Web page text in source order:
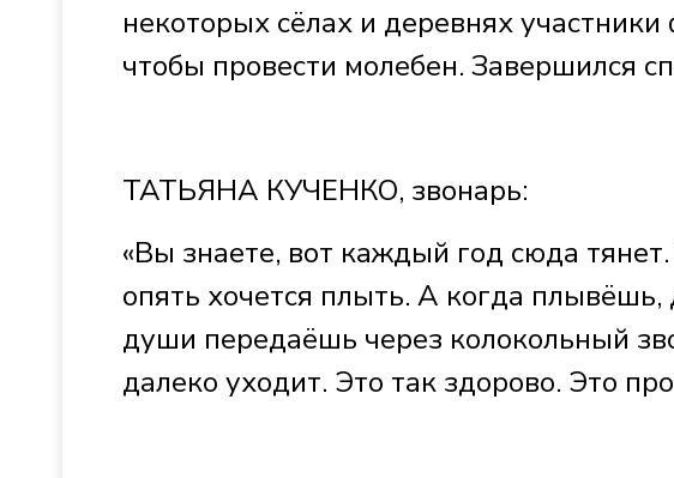
некоторых сёлах и деревнях участники
чтобы провести молебен. Завершился
ТАТЬЯНА КУЧЕНКО, звонарь:
«Вы знаете, вот каждый год сюда
опять хочется плыть. А когда
души передаёшь через колокольный
далеко уходит. Это так здорово. Это